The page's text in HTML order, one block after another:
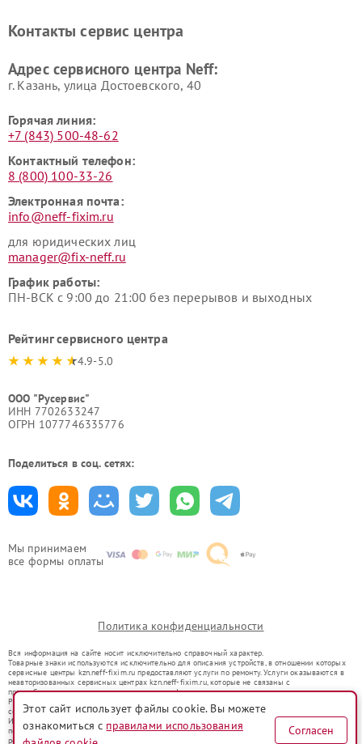
Мы принимаем
все формы оплаты
Контакты сервис центра
Адрес сервисного центра Neff:
г. Казань, улица Достоевского, 40
Горячая линия:
+7 (843) 500-48-62
Контактный телефон:
8 (800) 100-33-26
Электронная почта:
info@neff-fixim.ru
для юридических лиц
manager@fix-neff.ru
График работы:
ПН-ВСК с 9:00 до 21:00 без перерывов и выходных
Рейтинг сервисного центра
4.9-5.0
ООО "Русервис"
ИНН 7702633247
ОГРН 1077746335776
Поделиться в соц. сетях:
Политика конфиденциальности
Вся информация на сайте носит исключительно справочный характер.
Товарные знаки используются исключительно для описания устройств, в отношении которых
сервисные центры kzn.neff-fixim.ru предоставляют услуги по ремонту. Услуги оказываются в
неавторизованных сервисных центрах kzn.neff-fixim.ru, которые не связаны с
правообладателями товарных знаков или их официальными представителями.
Ремонт осуществляется для устройств, уже введенных в гражданский оборот в соответствии
со статьей 1487 ГК РФ.
Использование товарных знаков не преследует цели индивидуализации услуг или введения
потребителей в заблуждение, а служит для информирования о предоставляемых услугах по
ремонту техники указанных брендов.
Этот сайт использует файлы cookie. Вы можете
ознакомиться с правилами использования
Согласен